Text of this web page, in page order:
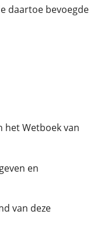
daartoe bevoegde
het Wetboek van
en
van deze